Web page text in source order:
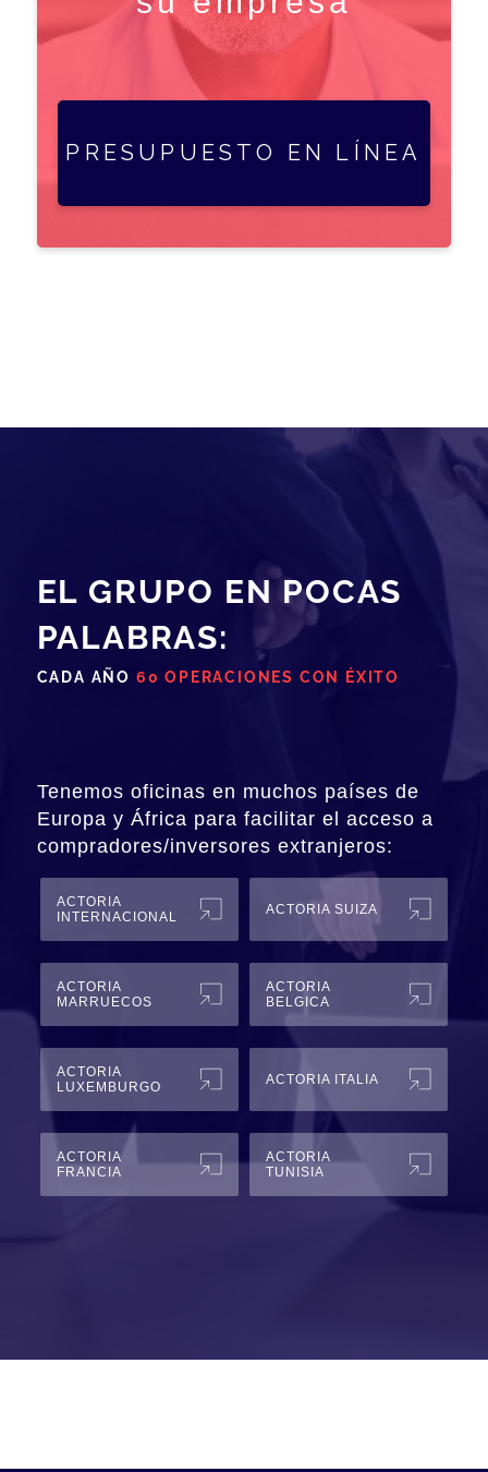
PRESUPUESTO EN LÍNEA
EL GRUPO EN POCAS
PALABRAS:
CADA AÑO 60 OPERACIONES CON ÉXITO
Tenemos oficinas en muchos países de
Europa y África para facilitar el acceso a
compradores/inversores extranjeros:
ACTORIA
INTERNACIONAL
ACTORIA SUIZA
ACTORIA
MARRUECOS
ACTORIA
BELGICA
ACTORIA
LUXEMBURGO
ACTORIA ITALIA
ACTORIA
FRANCIA
ACTORIA
TUNISIA